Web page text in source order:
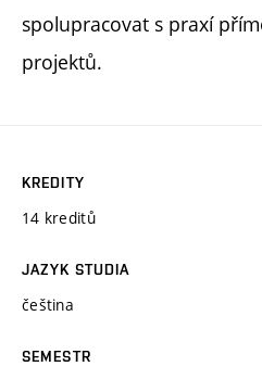
spolupracovat s praxí
projektů.
KREDITY
14 kreditů
JAZYK STUDIA
čeština
SEMESTR